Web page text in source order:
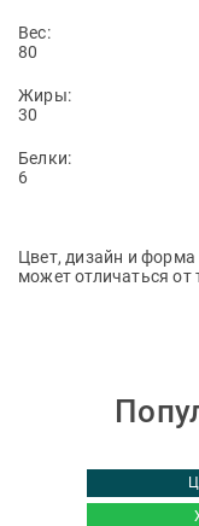
Вес:
80
Жиры:
30
Белки:
6
Цвет, дизайн и форма
может отличаться от